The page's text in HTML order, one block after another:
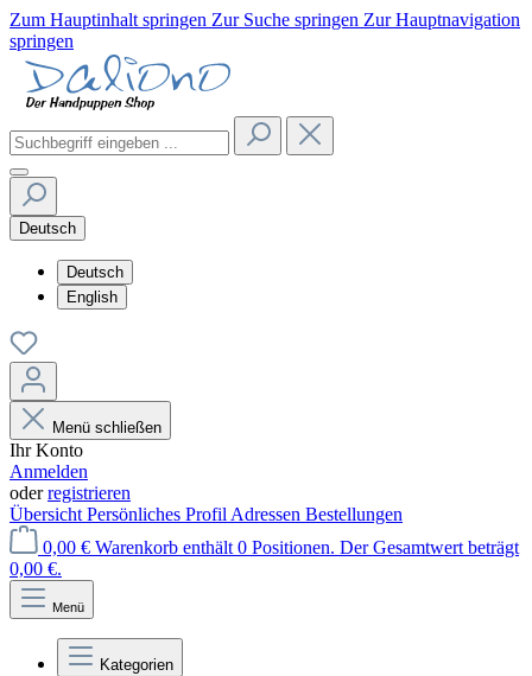
Zum Hauptinhalt springen Zur Suche springen Zur Hauptnavigation
springen
Deutsch
Deutsch
English
Menü schließen
Ihr Konto
Anmelden
oderregistrieren
Übersicht Persönliches Profil Adressen Bestellungen
0,00 € Warenkorb enthält 0 Positionen. Der Gesamtwert beträgt
0,00 €.
Menü
Kategorien